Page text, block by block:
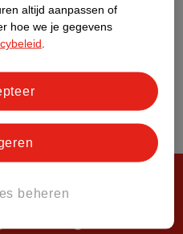
voordelig!
altijd aanpassen of
hoe we je gegevens
beheren